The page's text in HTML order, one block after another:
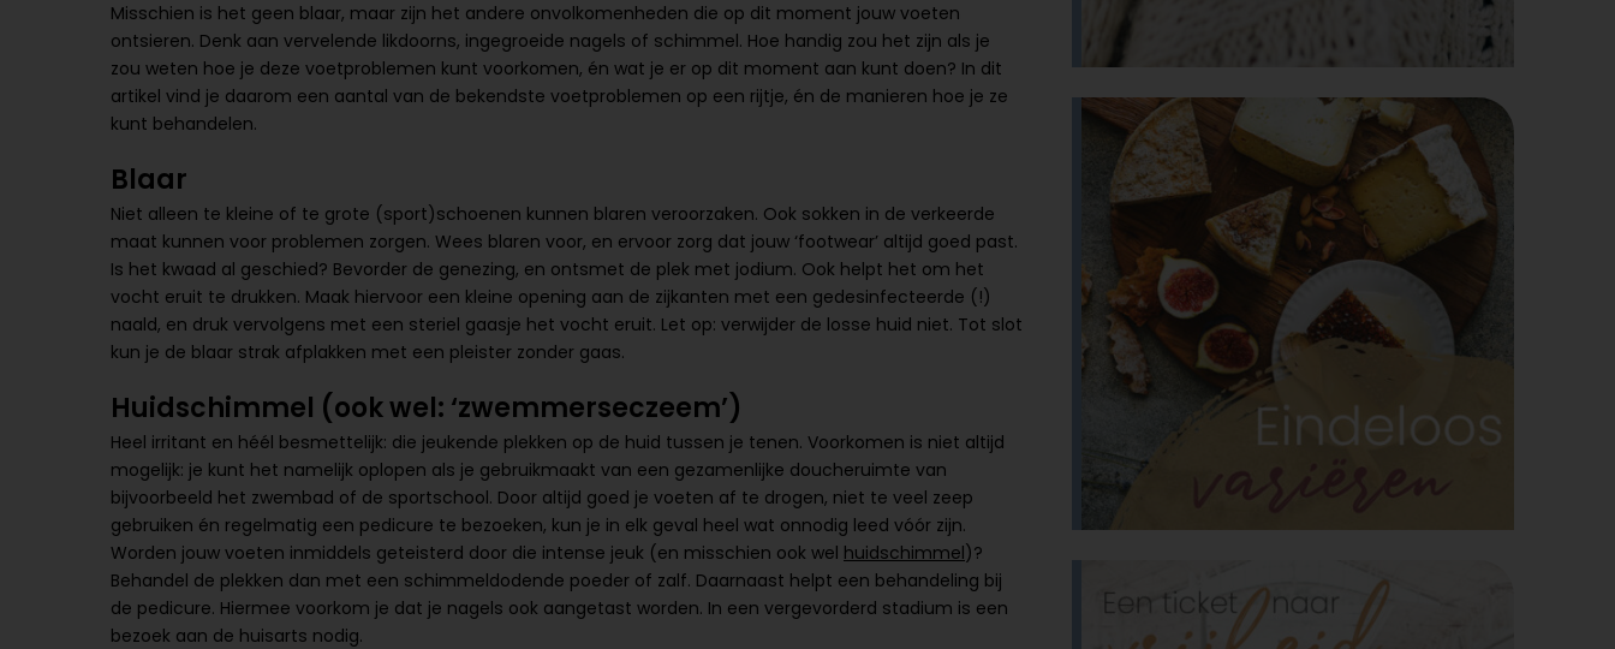
Misschien is het geen blaar, maar zijn het andere onvolkomenheden die op dit moment jouw voeten
ontsieren. Denk aan vervelende likdoorns, ingegroeide nagels of schimmel. Hoe handig zou het zijn als je
zou weten hoe je deze voetproblemen kunt voorkomen, én wat je er op dit moment aan kunt doen? In dit
artikel vind je daarom een aantal van de bekendste voetproblemen op een rijtje, én de manieren hoe je ze
kunt behandelen.
Blaar
Niet alleen te kleine of te grote (sport)schoenen kunnen blaren veroorzaken. Ook sokken in de verkeerde
maat kunnen voor problemen zorgen. Wees blaren voor, en ervoor zorg dat jouw ‘footwear’ altijd goed past.
Is het kwaad al geschied? Bevorder de genezing, en ontsmet de plek met jodium. Ook helpt het om het
vocht eruit te drukken. Maak hiervoor een kleine opening aan de zijkanten met een gedesinfecteerde (!)
naald, en druk vervolgens met een steriel gaasje het vocht eruit. Let op: verwijder de losse huid niet. Tot slot
kun je de blaar strak afplakken met een pleister zonder gaas.
Huidschimmel (ook wel: ‘zwemmerseczeem’)
Heel irritant en héél besmettelijk: die jeukende plekken op de huid tussen je tenen. Voorkomen is niet altijd
mogelijk: je kunt het namelijk oplopen als je gebruikmaakt van een gezamenlijke doucheruimte van
bijvoorbeeld het zwembad of de sportschool. Door altijd goed je voeten af te drogen, niet te veel zeep
gebruiken én regelmatig een pedicure te bezoeken, kun je in elk geval heel wat onnodig leed vóór zijn.
Worden jouw voeten inmiddels geteisterd door die intense jeuk (en misschien ook wel huidschimmel)?
Behandel de plekken dan met een schimmeldodende poeder of zalf. Daarnaast helpt een behandeling bij
de pedicure. Hiermee voorkom je dat je nagels ook aangetast worden. In een vergevorderd stadium is een
bezoek aan de huisarts nodig.